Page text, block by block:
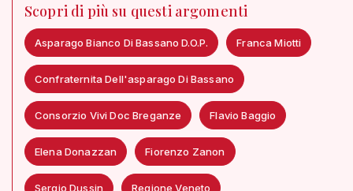
Scopri di più su questi argomenti
Asparago Bianco Di Bassano D.O.P. Franca Miotti
Confraternita Dell'asparago Di Bassano
Consorzio Vivi Doc Breganze Flavio Baggio
Elena Donazzan Fiorenzo Zanon
Sergio Dussin Regione Veneto